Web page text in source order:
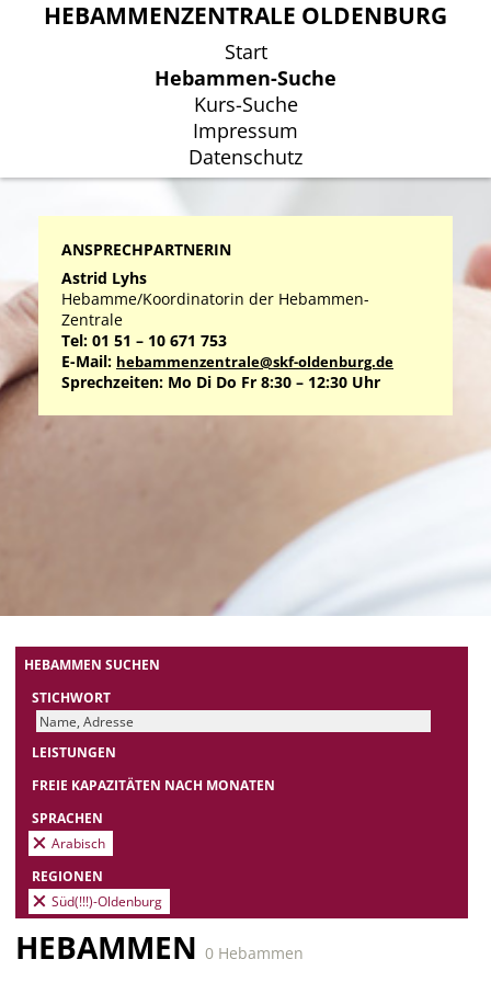
HEBAMMENZENTRALE OLDENBURG
Start
Hebammen-Suche
Kurs-Suche
Impressum
Datenschutz
HEBAMMENZENTRALE OLDENBURG
Start
Hebammen-Suche
Kurs-Suche
Impressum
Datenschutz
ANSPRECHPARTNERIN
Astrid Lyhs
Hebamme/Koordinatorin der Hebammen-
Zentrale
Tel: 01 51 – 10 671 753
E-Mail: hebammenzentrale@skf-oldenburg.de
Sprechzeiten: Mo Di Do Fr 8:30 – 12:30 Uhr
HEBAMMEN SUCHEN
STICHWORT
LEISTUNGEN
FREIE KAPAZITÄTEN NACH MONATEN
SPRACHEN
Arabisch
REGIONEN
Süd(!!!)-Oldenburg
HEBAMMEN 0 Hebammen